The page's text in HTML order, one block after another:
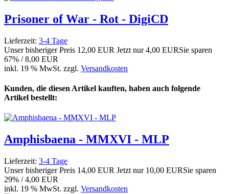
Prisoner of War - Rot - DigiCD
Lieferzeit: 3-4 Tage
Unser bisheriger Preis 12,00 EUR Jetzt nur4,00 EURSie sparen
67% / 8,00 EUR
inkl. 19 % MwSt. zzgl. Versandkosten
Kunden, die diesen Artikel kauften, haben auch folgende
Artikel bestellt:
Amphisbaena - MMXVI - MLP
Lieferzeit: 3-4 Tage
Unser bisheriger Preis 14,00 EUR Jetzt nur 10,00 EURSie sparen
29% / 4,00 EUR
inkl. 19 % MwSt. zzgl. Versandkosten